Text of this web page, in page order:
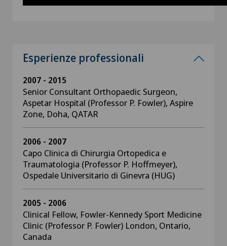
Esperienze professionali
2007 - 2015
Senior Consultant Orthopaedic Surgeon,
Aspetar Hospital (Professor P. Fowler), Aspire
Zone, Doha, QATAR
2006 - 2007
Capo Clinica di Chirurgia Ortopedica e
Traumatologia (Professor P. Hoffmeyer),
Ospedale Universitario di Ginevra (HUG)
2005 - 2006
Clinical Fellow, Fowler-Kennedy Sport Medicine
Clinic (Professor P. Fowler) London, Ontario,
Canada